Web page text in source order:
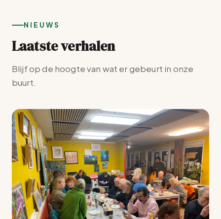
NIEUWS
Laatste verhalen
Blijf op de hoogte van wat er gebeurt in onze
buurt.